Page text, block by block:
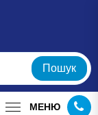
Пошук
МЕНЮ